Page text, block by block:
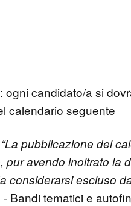
ogni candidato/a si
calendario seguente
“La pubblicazione del
pur avendo inoltrato la
considerarsi escluso
Bandi tematici e